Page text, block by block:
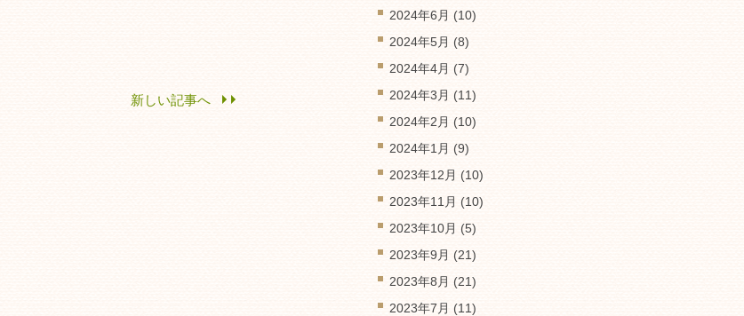
新しい記事へ
2024年6月 (10)
2024年5月 (8)
2024年4月 (7)
2024年3月 (11)
2024年2月 (10)
2024年1月 (9)
2023年12月 (10)
2023年11月 (10)
2023年10月 (5)
2023年9月 (21)
2023年8月 (21)
2023年7月 (11)